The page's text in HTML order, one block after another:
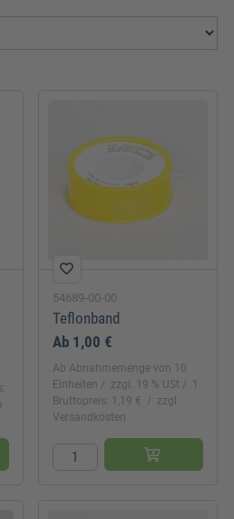
54689-00-00
Teflonband
Ab 1,00 €
Ab Abnahmemenge von 10
Einheiten
zzgl. 19 % USt
1
Bruttopreis: 1,19 €
zzgl.
Versandkosten